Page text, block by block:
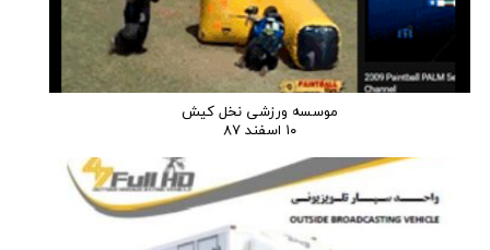
موسسه ورزشی نخل کیش
۱۰ اسفند ۸۷